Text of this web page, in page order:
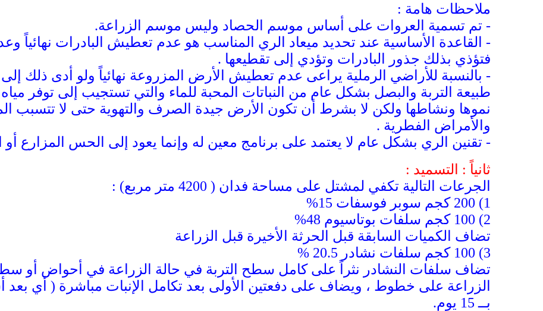
ملاحظات هامة :
- تم تسمية العروات على أساس موسم الحصاد وليس موسم الزراعة.
- القاعدة الأساسية عند تحديد ميعاد الري المناسب هو عدم تعطيش البادرات
فتؤذي بذلك جذور البادرات وتؤدي إلى تقطيعها .
- بالنسبة للأراضي الرملية يراعى عدم تعطيش الأرض المزروعة نهائياً ولو أدى ذلك
طبيعة التربة والبصل بشكل عام من النباتات المحبة للماء والتي تستجيب إلى
نموها ونشاطها ولكن لا بشرط أن تكون الأرض جيدة الصرف والتهوية حتى لا تتسبب
والأمراض الفطرية .
- تقنين الري بشكل عام لا يعتمد على برنامج معين له وإنما يعود إلى الحس المزارع
ثانياً : التسميد :
الجرعات التالية تكفي لمشتل على مساحة فدان ( 4200 متر مربع) :
1)
200 كجم سوبر فوسفات 15%
2)
100 كجم سلفات بوتاسيوم 48%
تضاف الكميات السابقة قبل الحرثة الأخيرة قبل الزراعة
3) 100 كجم سلفات نشادر 20.5 %
تضاف سلفات النشادر نثراً على كامل سطح التربة في حالة الزراعة في أحواض أو
الزراعة على خطوط ، ويضاف على دفعتين الأولى بعد تكامل الإنبات مباشرة ( أي بعد
بــ 15 يوم.